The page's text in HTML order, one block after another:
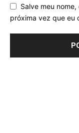
Salve meu
próxima vez que eu